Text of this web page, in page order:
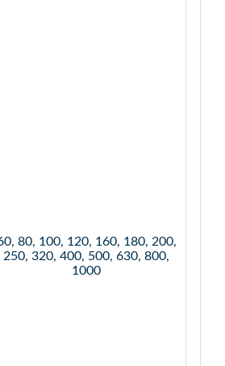
80, 100, 120, 160, 180, 200,
250, 320, 400, 500, 630, 800,
1000